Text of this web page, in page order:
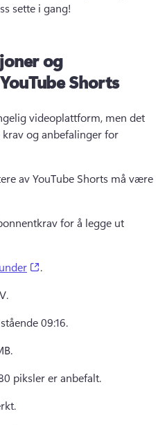
sette i gang!
og
Shorts
videoplattform, men det
og anbefalinger for
av YouTube Shorts må være
for å legge ut
.
09:16.
piksler er anbefalt.